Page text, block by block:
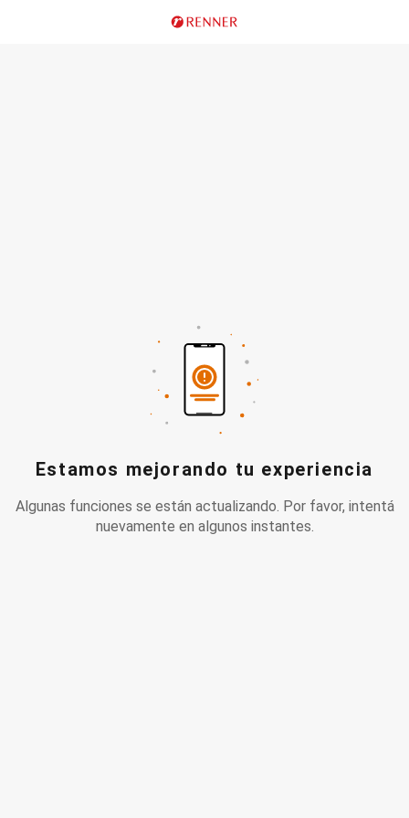
Estamos mejorando tu experiencia
Algunas funciones se están actualizando. Por favor, intentá
nuevamente en algunos instantes.